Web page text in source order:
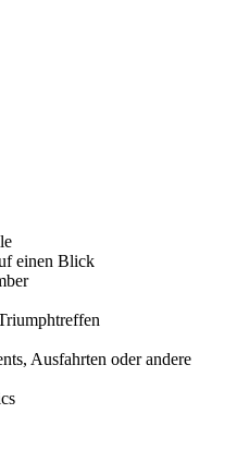
einen Blick
Ausfahrten oder andere